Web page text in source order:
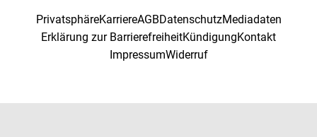
PrivatsphäreKarriereAGBDatenschutzMediadaten
Erklärung zur BarrierefreiheitKündigungKontakt
ImpressumWiderruf